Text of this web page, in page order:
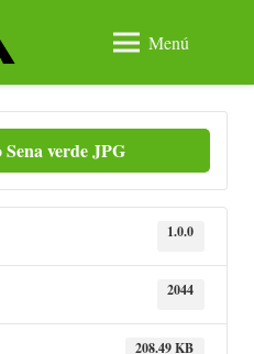
Menú
verde JPG
1.0.0
2044
208.49 KB